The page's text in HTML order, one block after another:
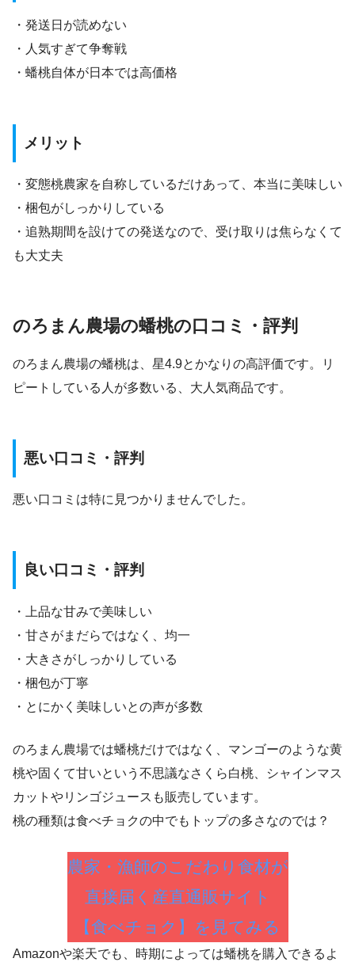
・発送日が読めない
・人気すぎて争奪戦
・蟠桃自体が日本では高価格
メリット
・変態桃農家を自称しているだけあって、本当に美味しい
・梱包がしっかりしている
・追熟期間を設けての発送なので、受け取りは焦らなくて
も大丈夫
のろまん農場の蟠桃の口コミ・評判
のろまん農場の蟠桃は、星4.9とかなりの高評価です。リ
ピートしている人が多数いる、大人気商品です。
悪い口コミ・評判
悪い口コミは特に見つかりませんでした。
良い口コミ・評判
・上品な甘みで美味しい
・甘さがまだらではなく、均一
・大きさがしっかりしている
・梱包が丁寧
・とにかく美味しいとの声が多数
のろまん農場では蟠桃だけではなく、マンゴーのような黄
桃や固くて甘いという不思議なさくら白桃、シャインマス
カットやリンゴジュースも販売しています。
桃の種類は食べチョクの中でもトップの多さなのでは？
農家・漁師のこだわり食材が
直接届く産直通販サイト
【食べチョク】を見てみる
Amazonや楽天でも、時期によっては蟠桃を購入できるよ